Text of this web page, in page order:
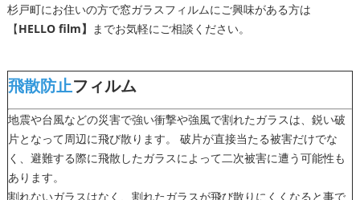
杉戸町にお住いの方で窓ガラスフィルムにご興味がある方は
【HELLO film】 までお気軽にご相談ください。
飛散防止フィルム
地震や台風などの災害で強い衝撃や強風で割れたガラスは、鋭い破
片となって周辺に飛び散ります。 破片が直接当たる被害だけでな
く、避難する際に飛散したガラスによって二次被害に遭う可能性も
あります。
割れないガラスはなく、割れたガラスが飛び散りにくくなると事で